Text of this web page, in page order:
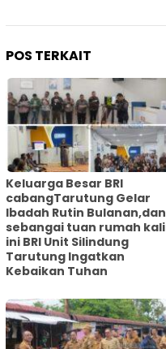
POS TERKAIT
Keluarga Besar BRI
cabangTarutung Gelar
Ibadah Rutin Bulanan,dan
sebangai tuan rumah kali
ini BRI Unit Silindung
Tarutung Ingatkan
Kebaikan Tuhan